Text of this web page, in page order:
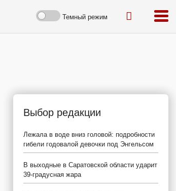
Темный режим
Выбор редакции
Лежала в воде вниз головой: подробности
гибели годовалой девочки под Энгельсом
В выходные в Саратовской области ударит
39-градусная жара